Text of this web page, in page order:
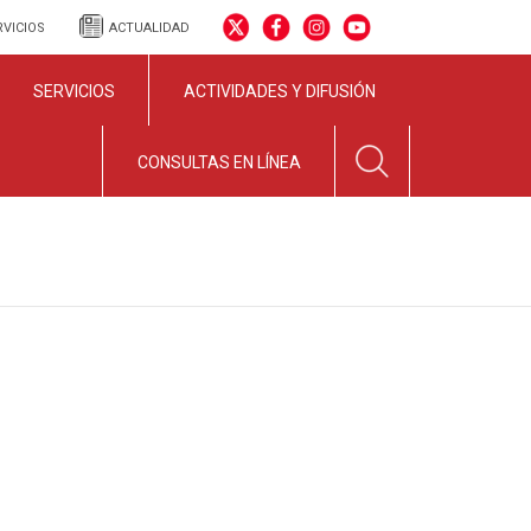
ACTUALIDAD
SERVICIOS ACTIVIDADES Y DIFUSIÓN
CONSULTAS EN LÍNEA